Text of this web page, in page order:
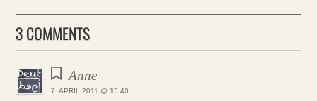
3 COMMENTS
Anne
7. APRIL 2011 @ 15:40